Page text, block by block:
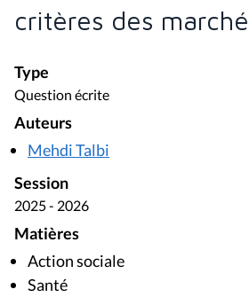
critères des
Type
Question écrite
Auteurs
Mehdi Talbi
Session
2025 - 2026
Matières
Action sociale
Santé